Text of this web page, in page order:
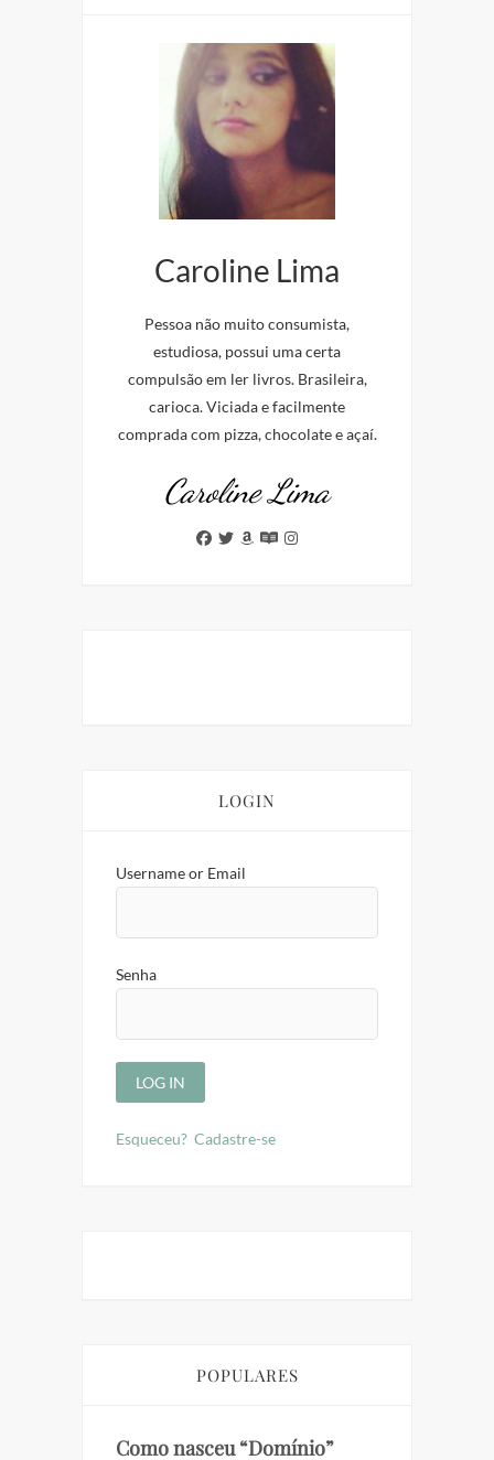
Caroline Lima
Pessoa não muito consumista,
estudiosa, possui uma certa
compulsão em ler livros. Brasileira,
carioca. Viciada e facilmente
comprada com pizza, chocolate e açaí.
Caroline Lima
LOGIN
Username or Email
Senha
Esqueceu? Cadastre-se
POPULARES
Como nasceu “Domínio”